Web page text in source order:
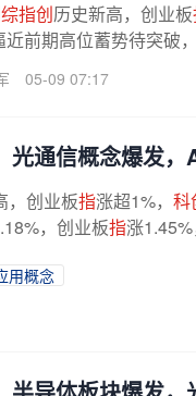
指创历史新高，创业板
前期高位蓄势待突破
05-09 07:17
光通信概念爆发
，创业板指涨超1%， 科
，创业板指涨
用概念